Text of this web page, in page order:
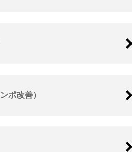
ポ改善）